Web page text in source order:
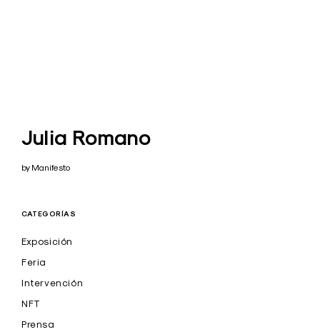
Julia Romano
by Manifesto
CATEGORÍAS
Exposición
Feria
Intervención
NFT
Prensa